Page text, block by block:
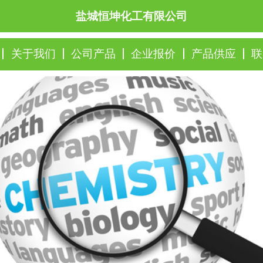
盐城恒坤化工有限公司
关于我们 公司产品 企业报价 产品供应